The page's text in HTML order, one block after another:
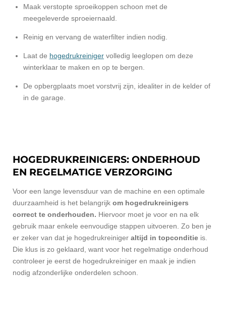
Maak verstopte sproeikoppen schoon met de
meegeleverde sproeiernaald.
Reinig en vervang de waterfilter indien nodig.
Laat de hogedrukreiniger volledig leeglopen om deze
winterklaar te maken en op te bergen.
De opbergplaats moet vorstvrij zijn, idealiter in de kelder of
in de garage.
HOGEDRUKREINIGERS: ONDERHOUD
EN REGELMATIGE VERZORGING
Voor een lange levensduur van de machine en een optimale
duurzaamheid is het belangrijk om hogedrukreinigers
correct te onderhouden. Hiervoor moet je voor en na elk
gebruik maar enkele eenvoudige stappen uitvoeren. Zo ben je
er zeker van dat je hogedrukreiniger altijd in topconditie is.
Die klus is zo geklaard, want voor het regelmatige onderhoud
controleer je eerst de hogedrukreiniger en maak je indien
nodig afzonderlijke onderdelen schoon.